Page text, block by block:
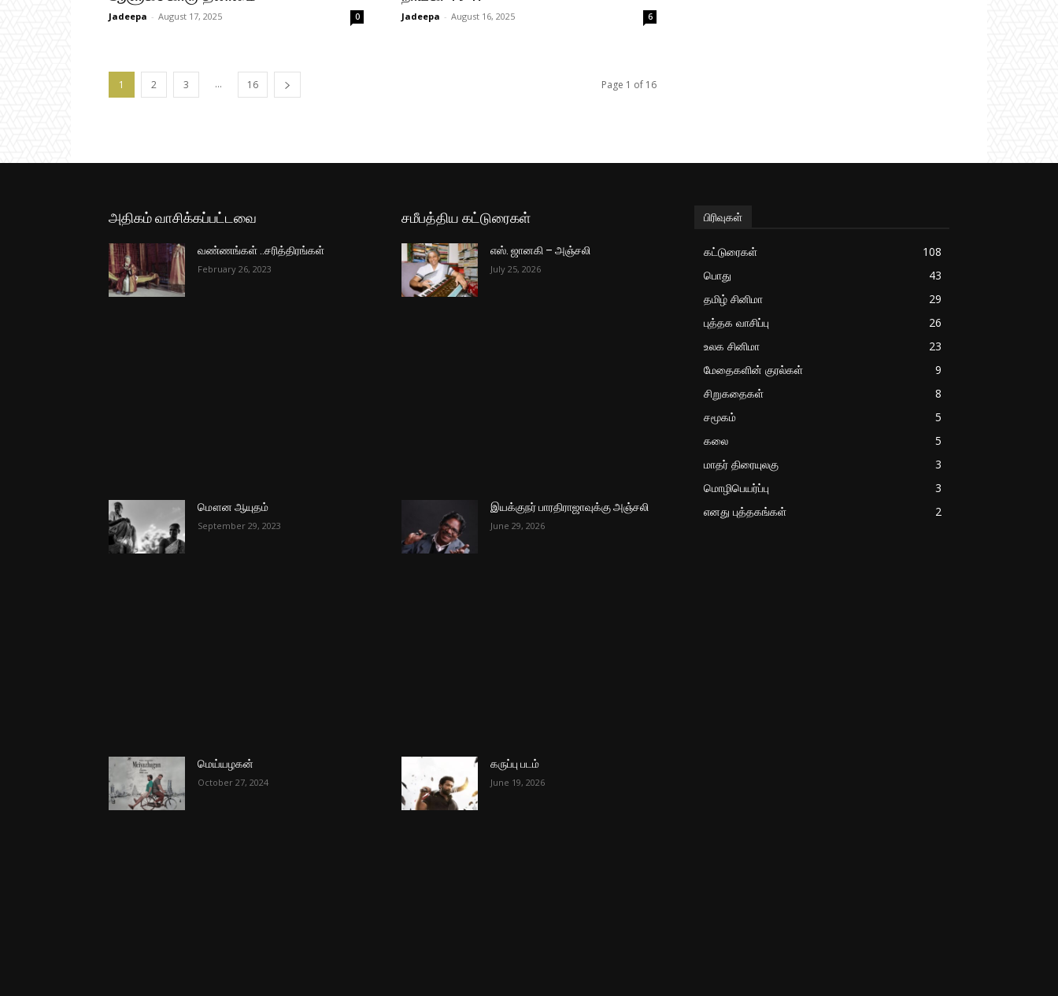
Jadeepa - August 17, 2025 0 Jadeepa - August 16, 2025 6
1 2 3 ... 16 Page 1 of 16
அதிகம் வாசிக்கப்பட்டவை
வண்ணங்கள் ..சரித்திரங்கள்
February 26, 2023
மௌன ஆயுதம்
September 29, 2023
மெய்யழகன்
October 27, 2024
சமீபத்திய கட்டுரைகள்
எஸ். ஜானகி – அஞ்சலி
July 25, 2026
இயக்குநர் பாரதிராஜாவுக்கு அஞ்சலி
June 29, 2026
கருப்பு படம்
June 19, 2026
பிரிவுகள்
கட்டுரைகள்
108
பொது
43
தமிழ் சினிமா
29
புத்தக வாசிப்பு
26
உலக சினிமா
23
மேதைகளின் குரல்கள்
9
சிறுகதைகள்
8
சமூகம்
5
கலை
5
மாதர் திரையுலகு
3
மொழிபெயர்ப்பு
3
எனது புத்தகங்கள்
2